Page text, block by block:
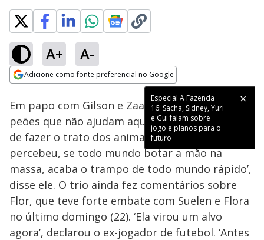
A+ A-
Adicione como fonte preferencial no Google
Especial A Fazenda
16: Sacha, Sidney, Yuri
e Gui falam sobre
jogo e planos para o
futuro
Ativar
Loaded:
40.59%
Em papo com Gilson e Zaac, Zé Love criticou os
peões que não ajudam aqueles que estão tendo
de fazer o trato dos animais. ‘Ninguém ainda
percebeu, se todo mundo botar a mão na
massa, acaba o trampo de todo mundo rápido’,
disse ele. O trio ainda fez comentários sobre
Flor, que teve forte embate com Suelen e Flora
no último domingo (22). ‘Ela virou um alvo
agora’, declarou o ex-jogador de futebol. ‘Antes